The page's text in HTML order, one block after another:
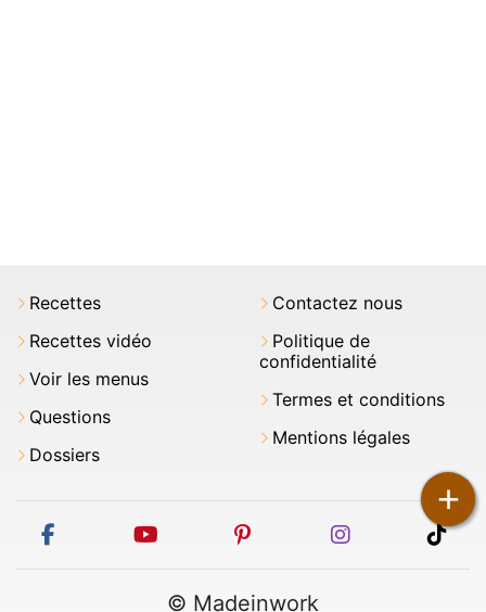
+
Recettes
Recettes vidéo
Voir les menus
Questions
Dossiers
Contactez nous
Politique de
confidentialité
Termes et conditions
Mentions légales
facebook youtube pinterest instagram
© Madeinwork